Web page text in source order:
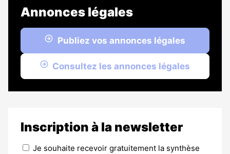
Annonces légales
Publiez vos annonces légales
Consultez les annonces légales
Inscription à la newsletter
Je souhaite recevoir gratuitement la synthèse